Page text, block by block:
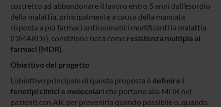
costretto ad abbandonare il lavoro entro 5 anni dall’esordio
della malattia, principalmente a causa della mancata
risposta a più farmaci antireumatici modificanti la malattia
(DMARDs), condizione nota come resistenza multipla ai
farmaci (MDR).
Obiettivo del progetto
L’obiettivo principale di questa proposta è definire i
fenotipi clinici e molecolari che portano alla MDR nei
pazienti con AR, per prevenirla quando possibile o, quando